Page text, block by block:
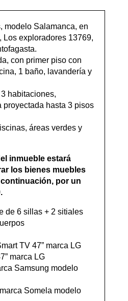
modelo Salamanca, en
Los exploradores 13769,
con primer piso con
1 baño, lavandería y
habitaciones,
proyectada hasta 3 pisos
áreas verdes y
inmueble estará
los bienes muebles
por un
de 6 sillas + 2 sitiales
TV 47” marca LG
marca LG
Samsung modelo
Somela modelo